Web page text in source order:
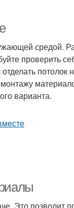
средой.
проверить
варианта.